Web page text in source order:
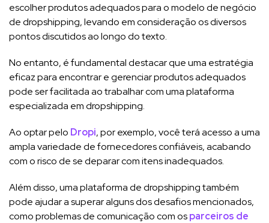
escolher produtos adequados para o modelo de negócio
de dropshipping, levando em consideração os diversos
pontos discutidos ao longo do texto.
No entanto, é fundamental destacar que uma estratégia
eficaz para encontrar e gerenciar produtos adequados
pode ser facilitada ao trabalhar com uma plataforma
especializada em dropshipping.
Ao optar pelo Dropi, por exemplo, você terá acesso a uma
ampla variedade de fornecedores confiáveis, acabando
com o risco de se deparar com itens inadequados.
Além disso, uma plataforma de dropshipping também
pode ajudar a superar alguns dos desafios mencionados,
como problemas de comunicação com osparceiros de